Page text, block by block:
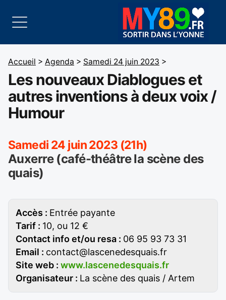
Accueil > Agenda > Samedi 24 juin 2023 >
Les nouveaux Diablogues et
autres inventions à deux voix /
Humour
Samedi 24 juin 2023 (21h)
Auxerre (café-théâtre la scène des
quais)
Accès : Entrée payante
Tarif : 10, ou 12 €
Contact info et/ou resa : 06 95 93 73 31
Email : contact@lascenedesquais.fr
Site web : www.lascenedesquais.fr
Organisateur : La scène des quais / Artem